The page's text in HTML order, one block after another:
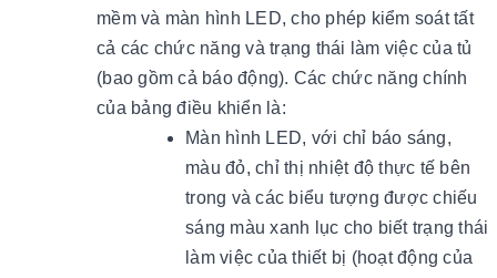
mềm và màn hình LED, cho phép kiểm soát tất
cả các chức năng và trạng thái làm việc của tủ
(bao gồm cả báo động). Các chức năng chính
của bảng điều khiển là:
Màn hình LED, với chỉ báo sáng,
màu đỏ, chỉ thị nhiệt độ thực tế bên
trong và các biểu tượng được chiếu
sáng màu xanh lục cho biết trạng thái
làm việc của thiết bị (hoạt động của